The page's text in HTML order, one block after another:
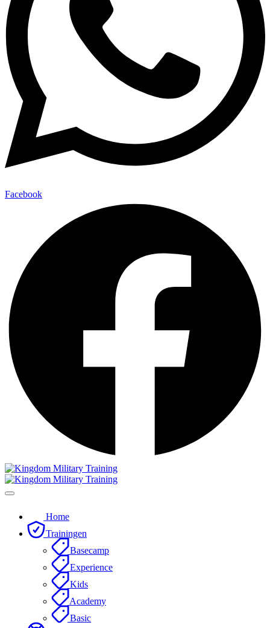
Facebook
Home
Trainingen
Basecamp
Experience
Kids
Academy
Basic